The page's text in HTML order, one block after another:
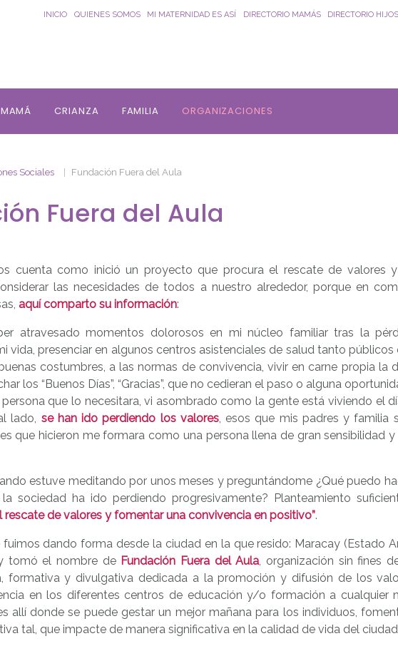
INICIO QUIENES SOMOS MI MATERNIDAD ES ASÍ DIRECTORIO MAMÁS DIRECTORIO
CRIANZA FAMILIA ORGANIZACIONES
Sociales Fundación Fuera del Aula
Fuera del Aula
cuenta como inició un proyecto que procura el rescate de valores
las necesidades de todos a nuestro alrededor, porque en
aquí comparto su información:
atravesado momentos dolorosos en mi núcleo familiar tras la
vida, presenciar en algunos centros asistenciales de salud tanto
costumbres, a las normas de convivencia, vivir en carne propia la
los “Buenos Días”, “Gracias”, que no cedieran el paso o alguna
que lo necesitara, vi asombrado como la gente está viviendo el
lado, se han ido perdiendo los valores, esos que mis padres y familia
que hicieron me formara como una persona llena de gran sensibilidad
estuve meditando por unos meses y preguntándome ¿Qué puedo
sociedad ha ido perdiendo progresivamente? Planteamiento
rescate de valores y fomentar una convivencia en positivo”.
dando forma desde la ciudad en la que resido: Maracay (Estado
tomó el nombre de Fundación Fuera del Aula, organización sin fines
formativa y divulgativa dedicada a la promoción y difusión de los
en los diferentes centros de educación y/o formación a cualquier
allí donde se puede gestar un mejor mañana para los individuos,
tal, que impacte de manera significativa en la calidad de vida del